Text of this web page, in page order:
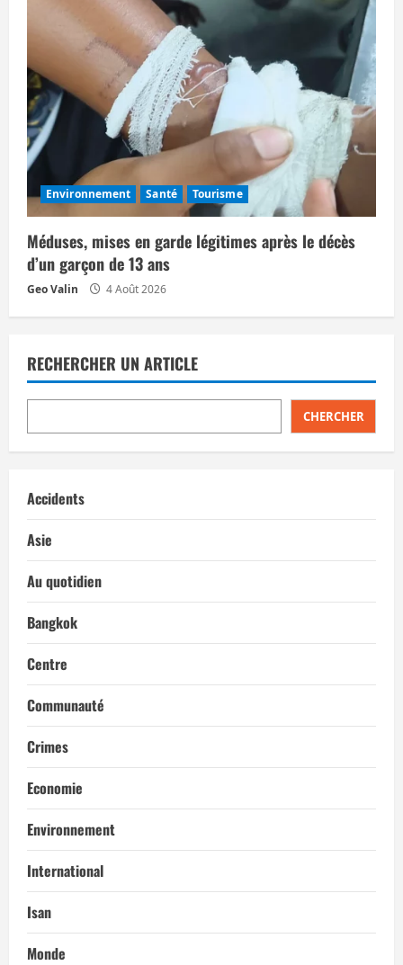
Environnement Santé Tourisme
Méduses, mises en garde légitimes après le décès
d’un garçon de 13 ans
Geo Valin 4 Août 2026
RECHERCHER UN ARTICLE
CHERCHER
Accidents
Asie
Au quotidien
Bangkok
Centre
Communauté
Crimes
Economie
Environnement
International
Isan
Monde